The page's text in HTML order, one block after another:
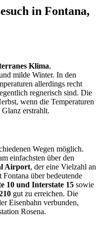
in Fontana,
Klima,
milde Winter. In den
allerdings recht
regnerisch sind. Die
wenn die Temperaturen
erstrahlt.
Wegen möglich.
einfachsten über den
Airport, der eine Vielzahl an
über bedeutende
10 und Interstate 15 sowie
gut zu erreichen. Die
Eisenbahn verbunden,
Rosena.